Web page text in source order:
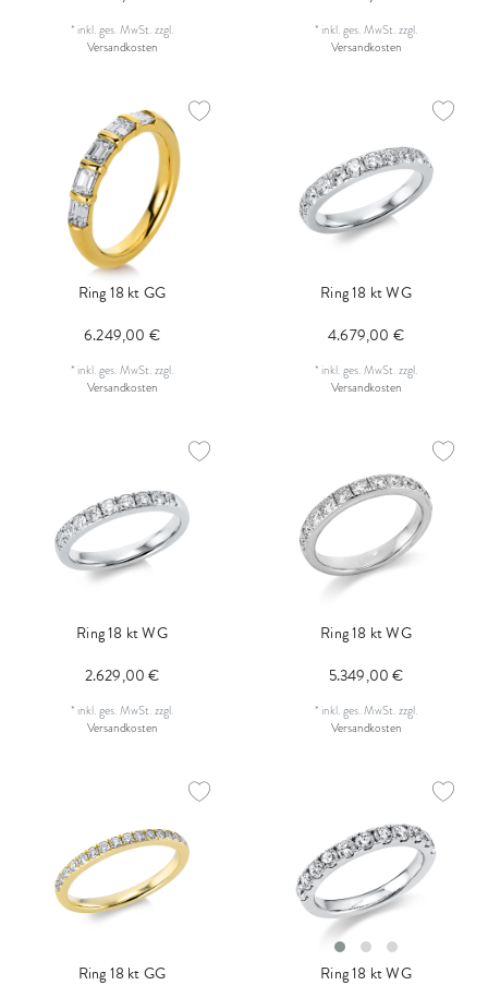
* inkl. ges. MwSt.zzgl.
Versandkosten
* inkl. ges. MwSt.zzgl.
Versandkosten
Ring 18 kt GG
6.249,00 €
* inkl. ges. MwSt.zzgl.
Versandkosten
Ring 18 kt WG
4.679,00 €
* inkl. ges. MwSt.zzgl.
Versandkosten
Ring 18 kt WG
2.629,00 €
* inkl. ges. MwSt.zzgl.
Versandkosten
Ring 18 kt WG
5.349,00 €
* inkl. ges. MwSt.zzgl.
Versandkosten
Ring 18 kt GG Ring 18 kt WG